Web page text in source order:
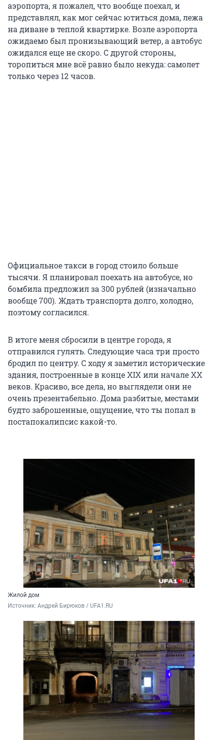
аэропорта, я пожалел, что вообще поехал, и
представлял, как мог сейчас ютиться дома, лежа
на диване в теплой квартирке. Возле аэропорта
ожидаемо был пронизывающий ветер, а автобус
ожидался еще не скоро. С другой стороны,
торопиться мне всё равно было некуда: самолет
только через 12 часов.
Официальное такси в город стоило больше
тысячи. Я планировал поехать на автобусе, но
бомбила предложил за 300 рублей (изначально
вообще 700). Ждать транспорта долго, холодно,
поэтому согласился.
В итоге меня сбросили в центре города, я
отправился гулять. Следующие часа три просто
бродил по центру. С ходу я заметил исторические
здания, построенные в конце XIX или начале XX
веков. Красиво, все дела, но выглядели они не
очень презентабельно. Дома разбитые, местами
будто заброшенные, ощущение, что ты попал в
постапокалипсис какой-то.
Жилой дом
Источник: Андрей Бирюков / UFA1.RU